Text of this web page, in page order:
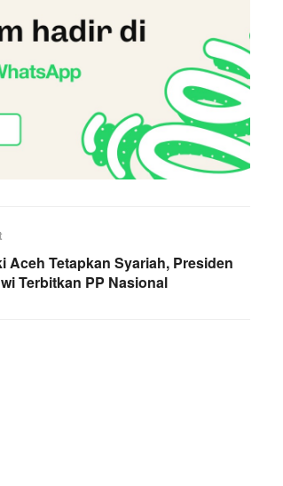
Aceh Tetapkan Syariah, Presiden
Terbitkan PP Nasional